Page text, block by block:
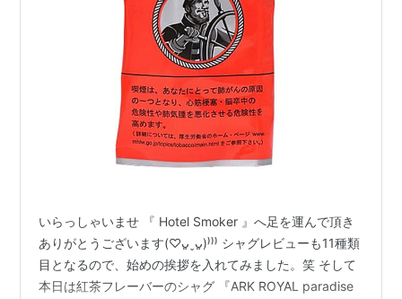
いらっしゃいませ 『 Hotel Smoker 』へ足を運んで頂き
ありがとうございます(♡ᴗ͈ˬᴗ͈)⁾⁾⁾ シャグレビューも11種類
目となるので、始めの挨拶を入れてみました。笑 そして
本日は紅茶フレーバーのシャグ 『ARK ROYAL paradise